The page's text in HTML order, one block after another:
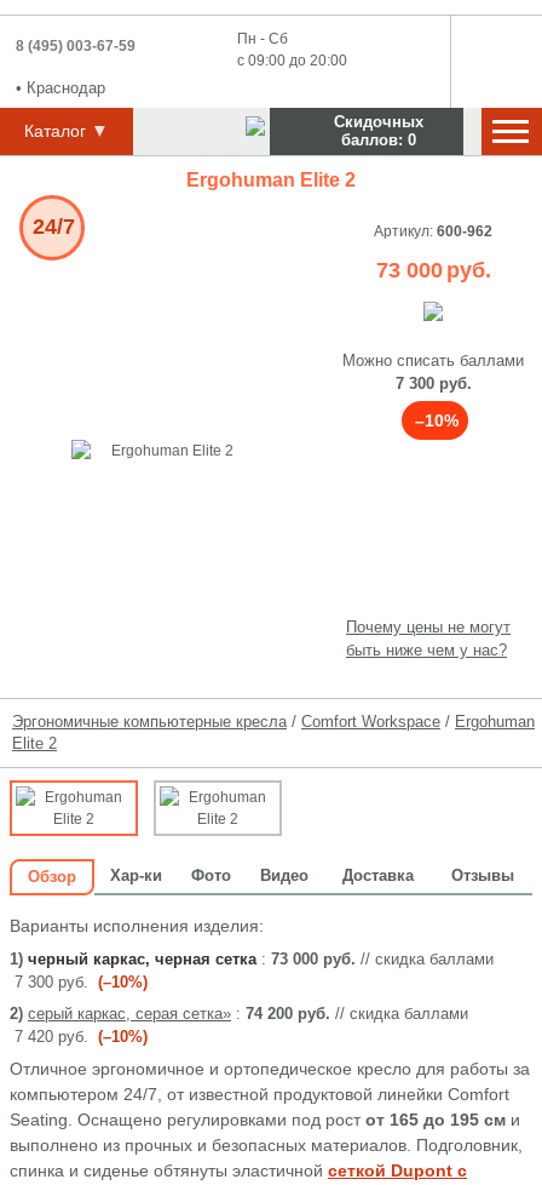
8 (495) 003-67-59
• Краснодар
Пн - Сб
с 09:00 до 20:00
Каталог
Скидочных
баллов: 0
Почему цены не могут
быть ниже чем у нас?
Ergohuman Elite 2
24/7 Артикул: 600-962
73 000 руб.
Можно списать баллами
7 300 руб.
–10%
Эргономичные компьютерные кресла / Comfort Workspace / Ergohuman
Elite 2
Обзор Хар-ки Фото Видео Доставка Отзывы
Варианты исполнения изделия:
1) черный каркас, черная сетка: 73 000 руб. // скидка баллами
7 300 руб. (–10%)
2) серый каркас, серая сетка» : 74 200 руб. // скидка баллами
7 420 руб. (–10%)
Отличное эргономичное и ортопедическое кресло для работы за
компьютером 24/7, от известной продуктовой линейки Comfort
Seating. Оснащено регулировками под ростот 165 до 195 см и
выполнено из прочных и безопасных материалов. Подголовник,
спинка и сиденье обтянуты эластичной сеткой Dupont с